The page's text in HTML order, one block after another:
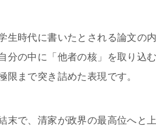
生時代に書いたとされる論文の
分の中に「他者の核」を取り込
限まで突き詰めた表現です。
末で、清家が政界の最高位へと